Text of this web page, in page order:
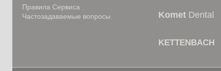
Правила Сервиса
Частозадаваемые вопросы
Komet Dental
KETTENBACH